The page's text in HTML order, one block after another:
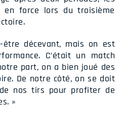
en force lors du troisième
décevant, mais on est
C’était un match
part, on a bien joué des
De notre côté, on se doit
nos tirs pour profiter de
»